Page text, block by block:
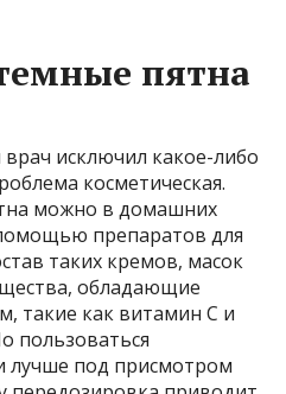
пятна
исключил какое-либо
косметическая.
можно в домашних
препаратов для
таких кремов, масок
обладающие
такие как витамин С и
пользоваться
лучше под присмотром